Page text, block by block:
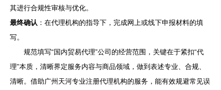
其进行合规性审核与优化。
最终确认 ：在代理机构的指导下，完成网上或线下申报材料的填
写。
规范填写“国内贸易代理”公司的经营范围，关键在于紧扣“代
理”本质，清晰界定服务内容与商品领域，做到表述专业、合规、
清晰。借助广州天河专业注册代理机构的服务，能有效规避常见误